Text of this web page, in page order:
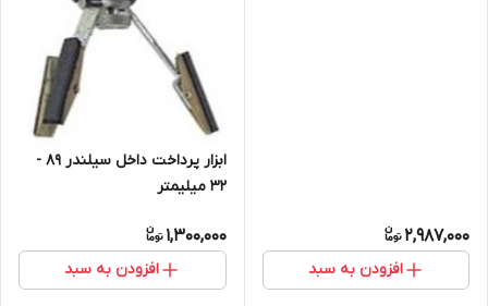
2,987,000
افزودن به سبد
ابزار پرداخت داخل سیلندر 89 -
32 میلیمتر
1,300,000
افزودن به سبد